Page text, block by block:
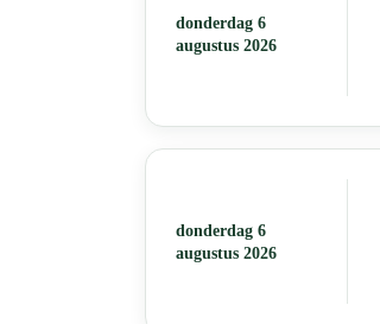
donderdag 6
augustus 2026
donderdag 6
augustus 2026